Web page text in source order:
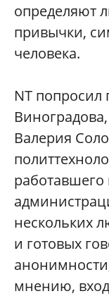
определяют
привычки,
человека.
NT попросил
Валерия
работавшего
нескольких
и готовых
мнению,